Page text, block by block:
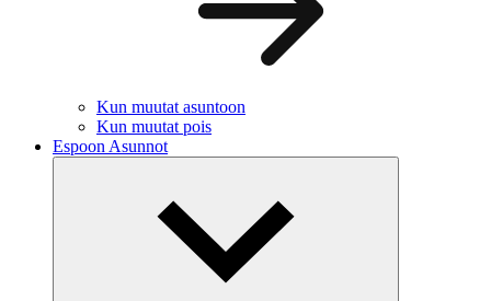
Kun muutat asuntoon
Kun muutat pois
Espoon Asunnot